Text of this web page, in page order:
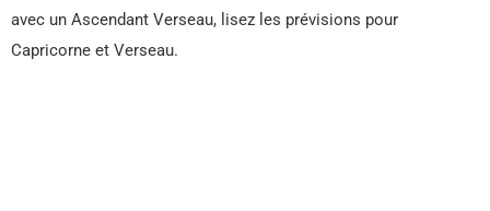
avec un Ascendant Verseau, lisez les prévisions pour
Capricorne et Verseau.